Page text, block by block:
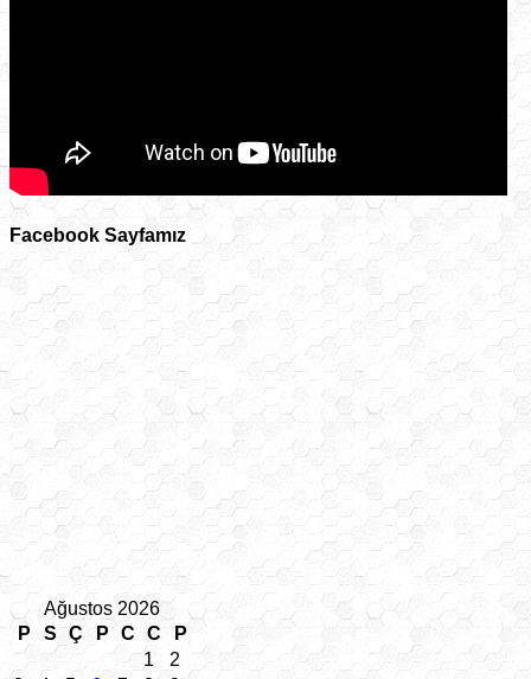
Facebook Sayfamız
Ağustos 2026
P
S Ç P C C
P
1
2